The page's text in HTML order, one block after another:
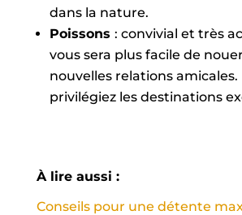
dans la nature.
Poissons : convivial et très
vous sera plus facile de
nouvelles relations amicales.
privilégiez les destinations
À lire aussi :
Conseils pour une détente